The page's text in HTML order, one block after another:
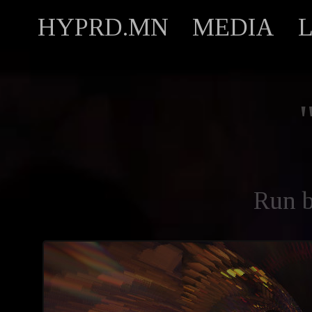
HYPRD.MN MEDIA
Run